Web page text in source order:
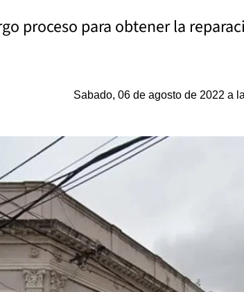
proceso para obtener la
Sabado, 06 de agosto de 2022 a